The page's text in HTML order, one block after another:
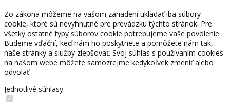
Zo zákona môžeme na vašom zariadení ukladať iba súbory
cookie, ktoré sú nevyhnutné pre prevádzku týchto stránok. Pre
všetky ostatné typy súborov cookie potrebujeme vaše povolenie.
Budeme vďační, keď nám ho poskytnete a pomôžete nám tak,
naše stránky a služby zlepšovať. Svoj súhlas s používaním cookies
na našom webe môžete samozrejme kedykoľvek zmeniť alebo
odvolať.
Jednotlivé súhlasy